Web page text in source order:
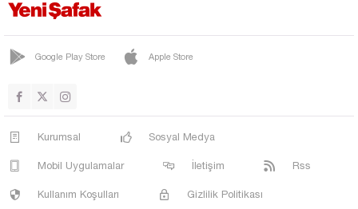
Sinop
Sivas
Şanlıurfa
Şırnak
Tekirdağ
Google Play Store Apple Store
Kurumsal Sosyal Medya
Mobil Uygulamalar İletişim Rss
Kullanım Koşulları Gizlilik Politikası